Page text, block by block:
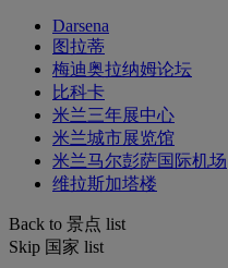
Darsena
图拉蒂
梅迪奥拉纳姆论坛
比科卡
米兰三年展中心
米兰城市展览馆
米兰马尔彭萨国际机场
维拉斯加塔楼
Back to 景点 list
Skip 国家 list